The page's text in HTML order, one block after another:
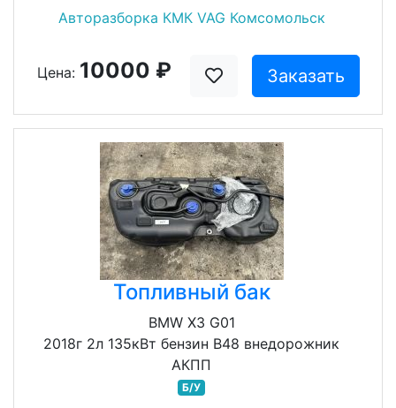
Авторазборка КМК VAG Комсомольск
Цена: 10000 ₽ Заказать
Топливный бак
BMW X3 G01
2018г 2л 135кВт бензин B48 внедорожник
АКПП
Б/У